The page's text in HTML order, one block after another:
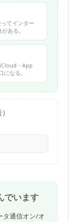
てインター
ある。
・App
なる。
でいます
タ通信オン/オ